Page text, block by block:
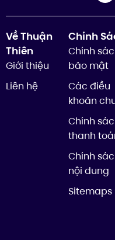
Về Thuận
Thiên
Giới thiệu
Liên hệ
Chính
Chính
bảo mật
Các điều
khoản
Chính
thanh
Chính
nội dung
Sitemaps